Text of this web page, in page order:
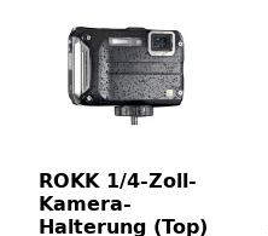
ROKK 1/4-Zoll-
Kamera-
Halterung (Top)